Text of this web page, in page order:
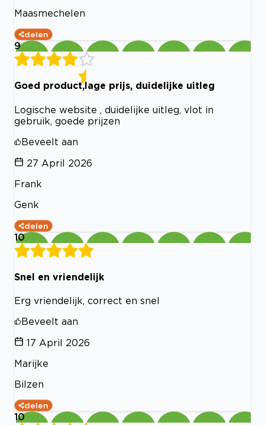
Maasmechelen
delen
9
Goed product,lage prijs, duidelijke uitleg
Logische website , duidelijke uitleg, vlot in
gebruik, goede prijzen
Beveelt aan
27 April 2026
Frank
Genk
delen
10
Snel en vriendelijk
Erg vriendelijk, correct en snel
Beveelt aan
17 April 2026
Marijke
Bilzen
delen
10